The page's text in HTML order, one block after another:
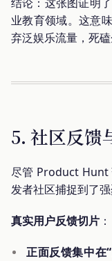
业教育领域。这意
弃泛娱乐流量，死磕
5. 社区反馈
尽管 Product Hunt
发者社区捕捉到了强
真实用户反馈切片 ：
正面反馈集中在